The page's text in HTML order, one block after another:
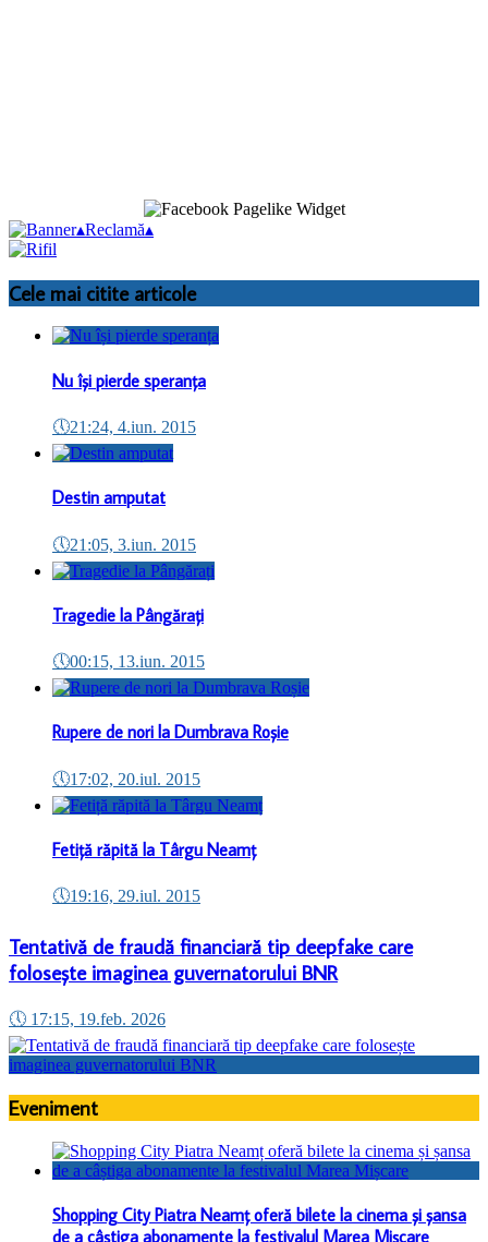
▴Reclamă▴
Cele mai citite articole
Nu își pierde speranța
🕔21:24, 4.iun. 2015
Destin amputat
🕔21:05, 3.iun. 2015
Tragedie la Pângărați
🕔00:15, 13.iun. 2015
Rupere de nori la Dumbrava Roșie
🕔17:02, 20.iul. 2015
Fetiță răpită la Târgu Neamț
🕔19:16, 29.iul. 2015
Tentativă de fraudă financiară tip deepfake care
folosește imaginea guvernatorului BNR
🕔 17:15, 19.feb. 2026
Eveniment
Shopping City Piatra Neamț oferă bilete la cinema și șansa
de a câștiga abonamente la festivalul Marea Mișcare